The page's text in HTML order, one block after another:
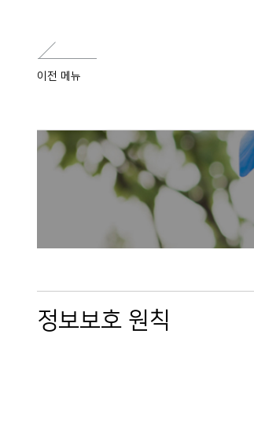
이전 메뉴
정보보호 원칙